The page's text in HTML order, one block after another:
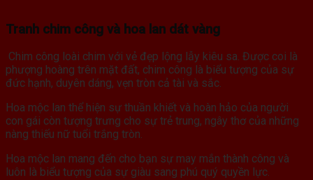
Tranh chim công và hoa lan dát vàng
Chim công loài chim với vẻ đẹp lộng lẫy kiêu sa. Được coi là
phượng hoàng trên mặt đất, chim công là biểu tượng của sự
đức hạnh, duyên dáng, vẹn tròn cả tài và sắc.
Hoa mộc lan thể hiện sự thuần khiết và hoàn hảo của người
con gái còn tượng trưng cho sự trẻ trung, ngây thơ của những
nàng thiếu nữ tuổi trắng tròn.
Hoa mộc lan mang đến cho bạn sự may mắn thành công và
luôn là biểu tượng của sự giàu sang phú quý quyền lực.